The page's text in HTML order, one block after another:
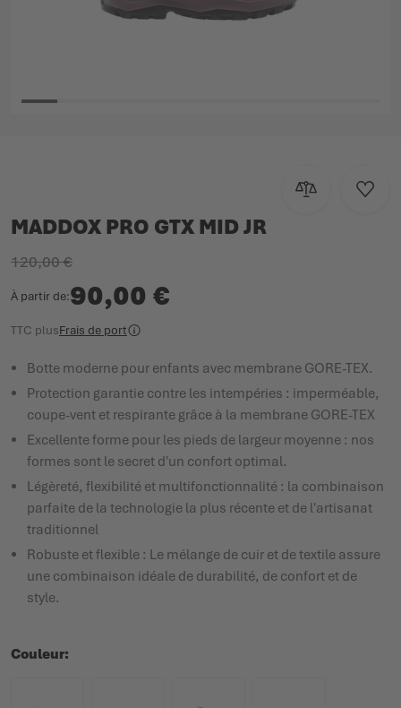
Ajouter au
MADDOX PRO GTX MID JR
À partir de 90,00 €
120,00 €
TTC plusFrais de port
Botte moderne pour enfants avec membrane GORE-TEX.
Protection garantie contre les intempéries : imperméable,
coupe-vent et respirante grâce à la membrane GORE-TEX
Excellente forme pour les pieds de largeur moyenne : nos
formes sont le secret d'un confort optimal.
Légèreté, flexibilité et multifonctionnalité : la combinaison
parfaite de la technologie la plus récente et de l'artisanat
traditionnel
Robuste et flexible : Le mélange de cuir et de textile assure
une combinaison idéale de durabilité, de confort et de
style.
Couleur